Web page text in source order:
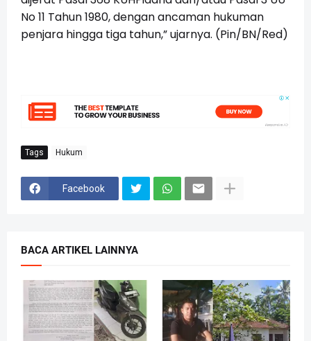
No 11 Tahun 1980, dengan ancaman hukuman
penjara hingga tiga tahun,” ujarnya. (Pin/BN/Red)
Tags Hukum
Facebook
BACA ARTIKEL LAINNYA